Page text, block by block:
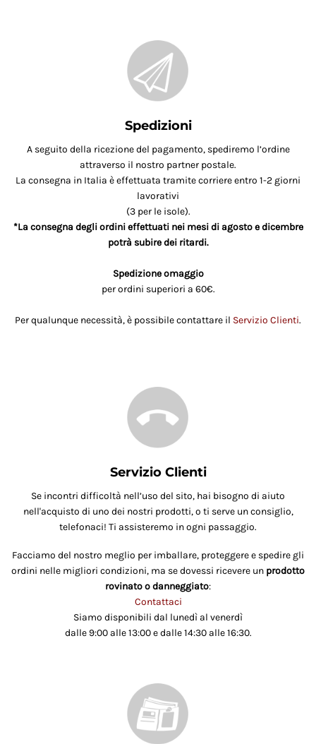
Spedizioni
A seguito della ricezione del pagamento, spediremo l’ordine
attraverso il nostro partner postale.
La consegna in Italia è effettuata tramite corriere entro 1-2 giorni
lavorativi
(3 per le isole).
*La consegna degli ordini effettuati nei mesi di agosto e dicembre
potrà subire dei ritardi.
Spedizione omaggio
per ordini superiori a 60€.
Per qualunque necessità, è possibile contattare il Servizio Clienti.
Servizio Clienti
Se incontri difficoltà nell’uso del sito, hai bisogno di aiuto
nell'acquisto di uno dei nostri prodotti, o ti serve un consiglio,
telefonaci! Ti assisteremo in ogni passaggio.
Facciamo del nostro meglio per imballare, proteggere e spedire gli
ordini nelle migliori condizioni, ma se dovessi ricevere un prodotto
rovinato o danneggiato:
Contattaci
Siamo disponibili dal lunedì al venerdì
dalle 9:00 alle 13:00 e dalle 14:30 alle 16:30.